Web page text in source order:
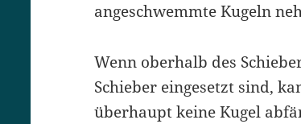
angeschwemmte Kugeln
Wenn oberhalb des
Schieber eingesetzt sind,
überhaupt keine Kugel